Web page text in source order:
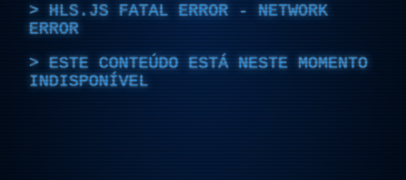
HLS.JS FATAL ERROR - NETWORK
ERROR
ESTE CONTEÚDO ESTÁ NESTE MOMENTO
INDISPONÍVEL